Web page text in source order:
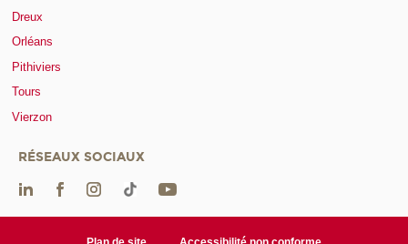
Dreux
Orléans
Pithiviers
Tours
Vierzon
RÉSEAUX SOCIAUX